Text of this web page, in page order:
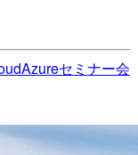
Azureセミナー会